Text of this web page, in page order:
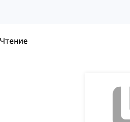
Чтение